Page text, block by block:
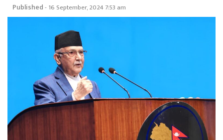
Published- 16 September, 2024 7:53 am